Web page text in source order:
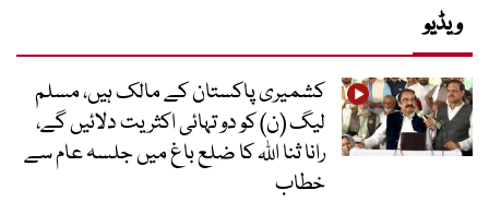
ویڈیو
کشمیری پاکستان کے مالک ہیں، مسلم
لیگ (ن) کو دو تہائی اکثریت دلائیں گے،
رانا ثنا اللہ کا ضلع باغ میں جلسہ عام سے
خطاب